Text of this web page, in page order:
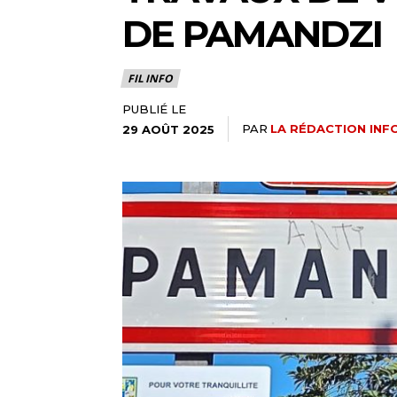
DE PAMANDZI
FIL INFO
PUBLIÉ LE
29 AOÛT 2025
PAR LA RÉDACTION